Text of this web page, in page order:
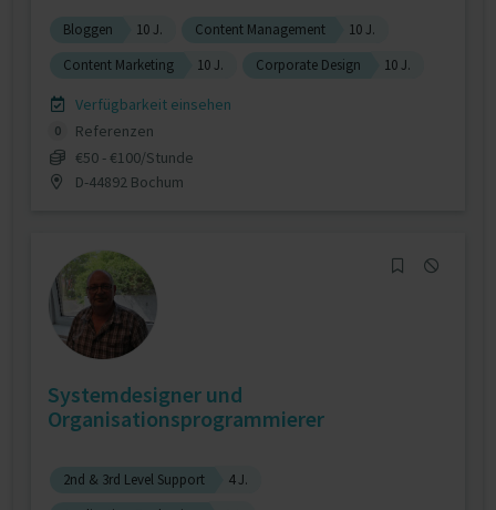
Bloggen 10 J. Content Management
10 J.
Content Marketing
10 J. Corporate Design 10 J.
Verfügbarkeit einsehen
0
Referenzen
€50 - €100/Stunde
D-44892 Bochum
Systemdesigner und
Organisationsprogrammierer
2nd & 3rd Level Support
4 J.